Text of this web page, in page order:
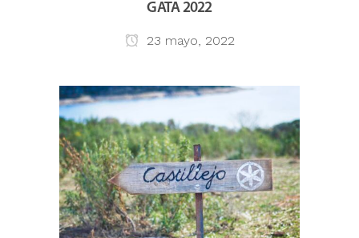
GATA 2022
23 mayo, 2022